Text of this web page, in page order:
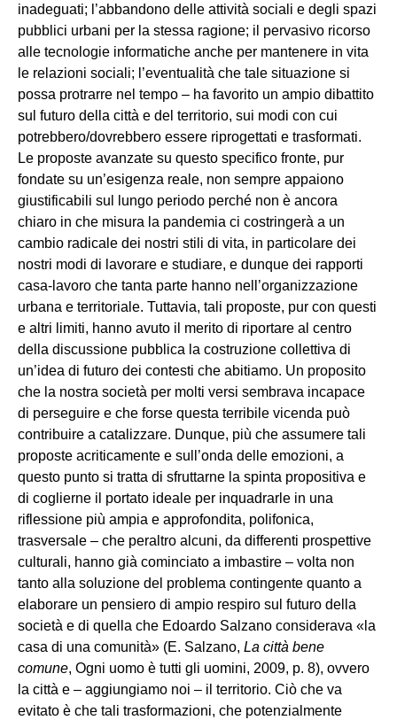
inadeguati; l’abbandono delle attività sociali e degli spazi
pubblici urbani per la stessa ragione; il pervasivo ricorso
alle tecnologie informatiche anche per mantenere in vita
le relazioni sociali; l’eventualità che tale situazione si
possa protrarre nel tempo – ha favorito un ampio dibattito
sul futuro della città e del territorio, sui modi con cui
potrebbero/dovrebbero essere riprogettati e trasformati.
Le proposte avanzate su questo specifico fronte, pur
fondate su un’esigenza reale, non sempre appaiono
giustificabili sul lungo periodo perché non è ancora
chiaro in che misura la pandemia ci costringerà a un
cambio radicale dei nostri stili di vita, in particolare dei
nostri modi di lavorare e studiare, e dunque dei rapporti
casa-lavoro che tanta parte hanno nell’organizzazione
urbana e territoriale. Tuttavia, tali proposte, pur con questi
e altri limiti, hanno avuto il merito di riportare al centro
della discussione pubblica la costruzione collettiva di
un’idea di futuro dei contesti che abitiamo. Un proposito
che la nostra società per molti versi sembrava incapace
di perseguire e che forse questa terribile vicenda può
contribuire a catalizzare. Dunque, più che assumere tali
proposte acriticamente e sull’onda delle emozioni, a
questo punto si tratta di sfruttarne la spinta propositiva e
di coglierne il portato ideale per inquadrarle in una
riflessione più ampia e approfondita, polifonica,
trasversale – che peraltro alcuni, da differenti prospettive
culturali, hanno già cominciato a imbastire – volta non
tanto alla soluzione del problema contingente quanto a
elaborare un pensiero di ampio respiro sul futuro della
società e di quella che Edoardo Salzano considerava «la
casa di una comunità» (E. Salzano, La città bene
comune, Ogni uomo è tutti gli uomini, 2009, p. 8), ovvero
la città e – aggiungiamo noi – il territorio. Ciò che va
evitato è che tali trasformazioni, che potenzialmente